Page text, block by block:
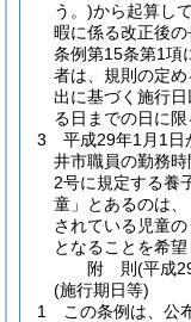
う。)から起算し
暇に係る改正後
条例第15条第1項
者は、規則の定
出に基づく施行日
る日までの日に限
3
平成29年1月1日
井市職員の勤務
2号に規定する養
童」とあるのは
されている児童
となることを希望
附 則(平成
(施行期日等)
1
この条例は、公